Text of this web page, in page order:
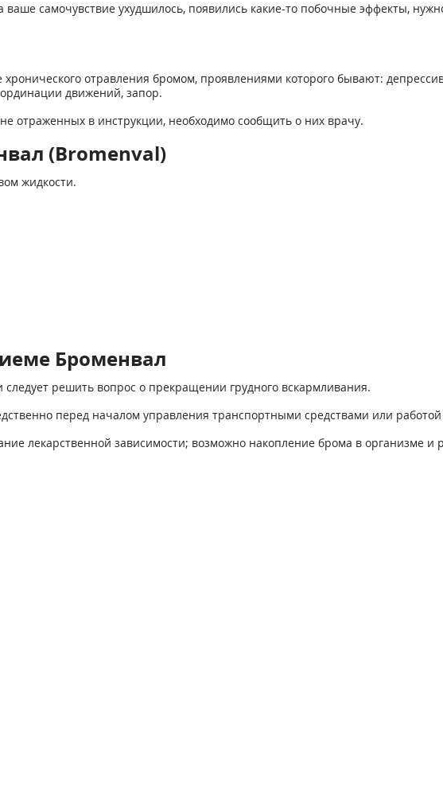
самочувствие ухудшилось, появились какие-то побочные эффекты,
отравления бромом, проявлениями которого бывают:
движений, запор.
отраженных в инструкции, необходимо сообщить о них врачу.
(Bromenval)
жидкости.
Броменвал
решить вопрос о прекращении грудного вскармливания.
перед началом управления транспортными средствами или
лекарственной зависимости; возможно накопление брома в организме и